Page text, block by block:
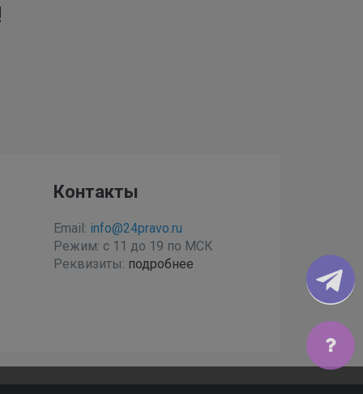
Контакты
Email: info@24pravo.ru
Режим: с 11 до 19 по МСК
Реквизиты: подробнее